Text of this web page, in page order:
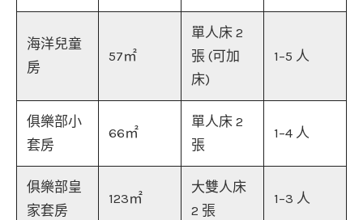
海洋兒童
房
57㎡
單人床 2
張 (可加
床)
1–5 人
俱樂部小
套房
66㎡
單人床 2
張
1–4 人
俱樂部皇
家套房
123㎡
大雙人床
2 張
1–3 人